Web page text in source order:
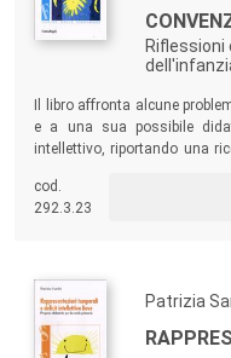
Riflessioni
Il libro affronta alcune
e a una sua possibile
intellettivo, riportando una
educatori che, come
problemi che vengono
cod.
292.3.23
Patrizia